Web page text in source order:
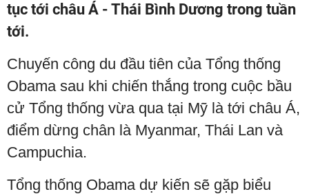
tục tới châu Á - Thái Bình Dương trong tuần
tới.
Chuyến công du đầu tiên của Tổng thống
Obama sau khi chiến thắng trong cuộc bầu
cử Tổng thống vừa qua tại Mỹ là tới châu Á,
điểm dừng chân là Myanmar, Thái Lan và
Campuchia.
Tổng thống Obama dự kiến sẽ gặp biểu